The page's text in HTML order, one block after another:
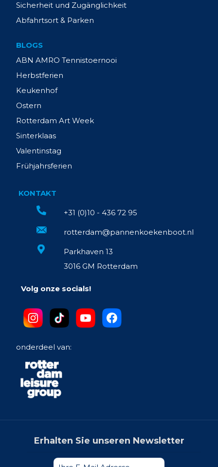
Sicherheit und Zugänglichkeit
Abfahrtsort & Parken
BLOGS
ABN AMRO Tennistoernooi
Herbstferien
Keukenhof
Ostern
Rotterdam Art Week
Sinterklaas
Valentinstag
Frühjahrsferien
KONTAKT
+31 (0)10 - 436 72 95
rotterdam@pannenkoekenboot.nl
Parkhaven 13
3016 GM Rotterdam
Volg onze socials!
onderdeel van:
Erhalten Sie unseren Newsletter